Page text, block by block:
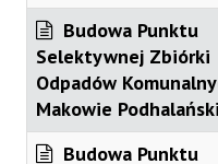
Budowa Punktu
Selektywnej Zbiórki
Odpadów
Makowie
Budowa Punktu